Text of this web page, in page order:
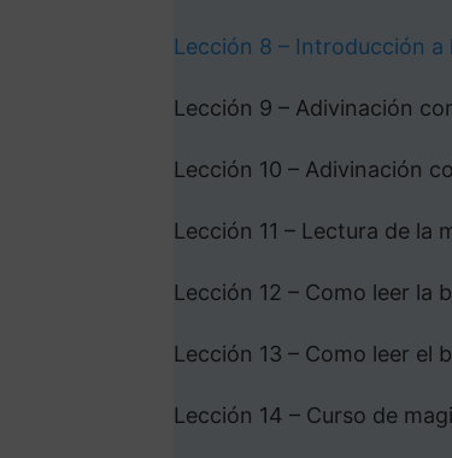
Lección 8 – Introducción a
Lección 9 – Adivinación
Lección 10 – Adivinación
Lección 11 – Lectura de la
Lección 12 – Como leer la
Lección 13 – Como leer el
Lección 14 – Curso de